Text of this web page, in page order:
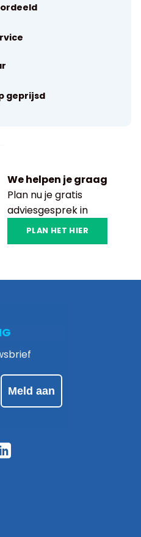
We helpen je graag
Plan nu je gratis
adviesgesprek in
PLAN HET HIER
geprijsd
Meld aan